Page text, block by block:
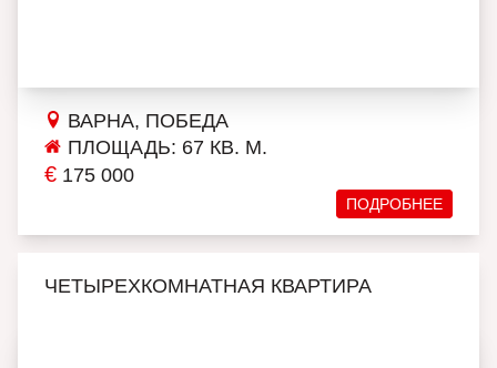
ВАРНА, ПОБЕДА
ПЛОЩАДЬ: 67 КВ. М.
€ 175 000
ПОДРОБНЕЕ
ЧЕТЫРЕХКОМНАТНАЯ КВАРТИРА